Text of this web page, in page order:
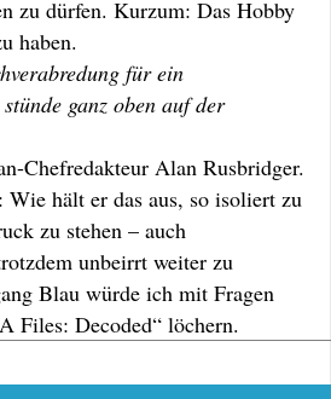
zu dürfen. Kurzum: Das Hobby
haben.
für ein
stünde ganz oben auf der
Chefredakteur Alan Rusbridger.
hält er das aus, so isoliert zu
zu stehen – auch
unbeirrt weiter zu
Blau würde ich mit Fragen
Files: Decoded“ löchern.